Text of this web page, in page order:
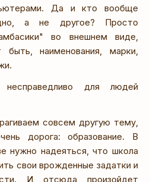
Да и кто вообще
а не другое? Просто
во внешнем виде,
наименования, марки,
для людей
совсем другую тему,
дорога: образование. В
нужно надеяться, что школа
свои врожденные задатки и
И отсюда произойдет